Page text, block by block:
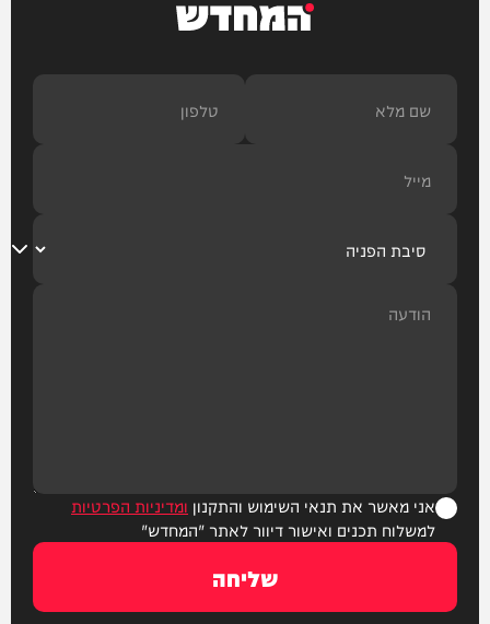
המחדש
אני מאשר את תנאי השימוש והתקנון ומדיניות הפרטיות
למשלוח תכנים ואישור דיוור לאתר "המחדש"
שליחה